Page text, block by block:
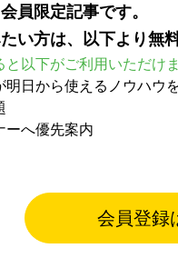
員限定記事です。
い方は、以下より無
以下がご利用いただけま
明日から使えるノウハウ
ーへ優先案内
会員登録